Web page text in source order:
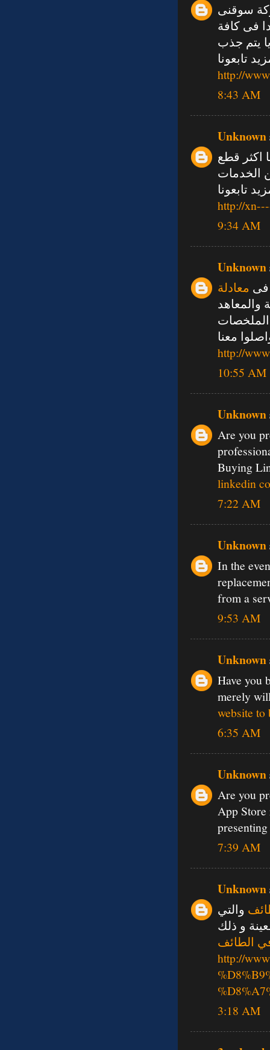
سوقنى
فى كافة
يتم جذب
تابعونا
http://
8:43 AM
Unknown
اكثر قطع
الخدمات
تابعونا
http://
9:34 AM
Unknown
فى معادلة
والمعاهد
معنا
http://
10:55 AM
Unknown
Are you
Buying
linkedin
7:22 AM
Unknown
In the
from a
9:53 AM
Unknown
Have you
merely
website
6:35 AM
Unknown
Are you
App Store
7:39 AM
Unknown
والتي
و ذلك
الطائف
http://
3:18 AM